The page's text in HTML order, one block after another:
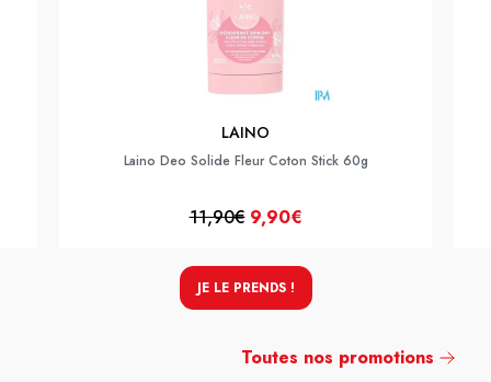
LAINO
Laino Deo Solide Fleur Coton Stick 60g
11,90€ 9,90€
JE LE PRENDS !
Toutes nos promotions